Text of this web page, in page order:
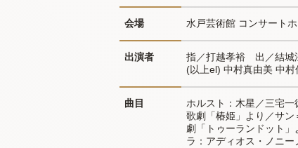
会場 水戸芸術館 コンサート
出演者
指／打越孝裕　出／結
(以上el) 中村真由美 中
曲目
ホルスト：木星／三宅
歌劇「椿姫」より／サ
劇「トゥーランドット
ラ：アディオス・ノニ